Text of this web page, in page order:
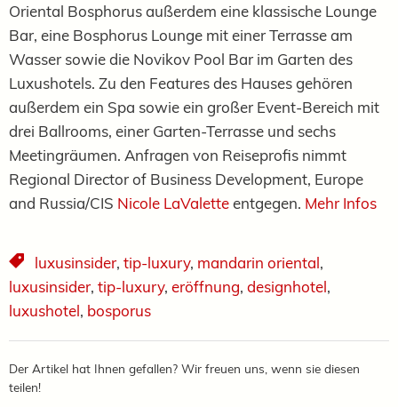
Oriental Bosphorus außerdem eine klassische Lounge
Bar, eine Bosphorus Lounge mit einer Terrasse am
Wasser sowie die Novikov Pool Bar im Garten des
Luxushotels. Zu den Features des Hauses gehören
außerdem ein Spa sowie ein großer Event-Bereich mit
drei Ballrooms, einer Garten-Terrasse und sechs
Meetingräumen. Anfragen von Reiseprofis nimmt
Regional Director of Business Development, Europe
and Russia/CIS Nicole LaValetteentgegen. Mehr Infos
luxusinsider, tip-luxury, mandarin oriental,
luxusinsider, tip-luxury, eröffnung, designhotel,
luxushotel, bosporus
Der Artikel hat Ihnen gefallen? Wir freuen uns, wenn sie diesen
teilen!